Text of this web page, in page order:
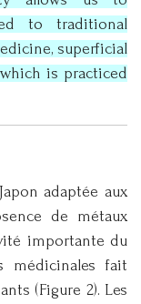
to traditional
superficial
is practiced
adaptée aux
de métaux
importante du
médicinales fait
(Figure 2). Les